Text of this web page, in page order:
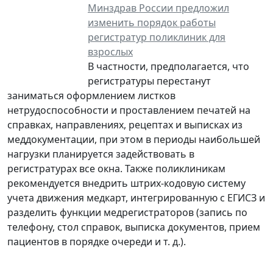
Минздрав России предложил
изменить порядок работы
регистратур поликлиник для
взрослых
В частности, предполагается, что
регистратуры перестанут
заниматься оформлением листков
нетрудоспособности и проставлением печатей на
справках, направлениях, рецептах и выписках из
меддокументации, при этом в периоды наибольшей
нагрузки планируется задействовать в
регистратурах все окна. Также поликлиникам
рекомендуется внедрить штрих-кодовую систему
учета движения медкарт, интегрированную с ЕГИСЗ и
разделить функции медрегистраторов (запись по
телефону, стол справок, выписка документов, прием
пациентов в порядке очереди и т. д.).